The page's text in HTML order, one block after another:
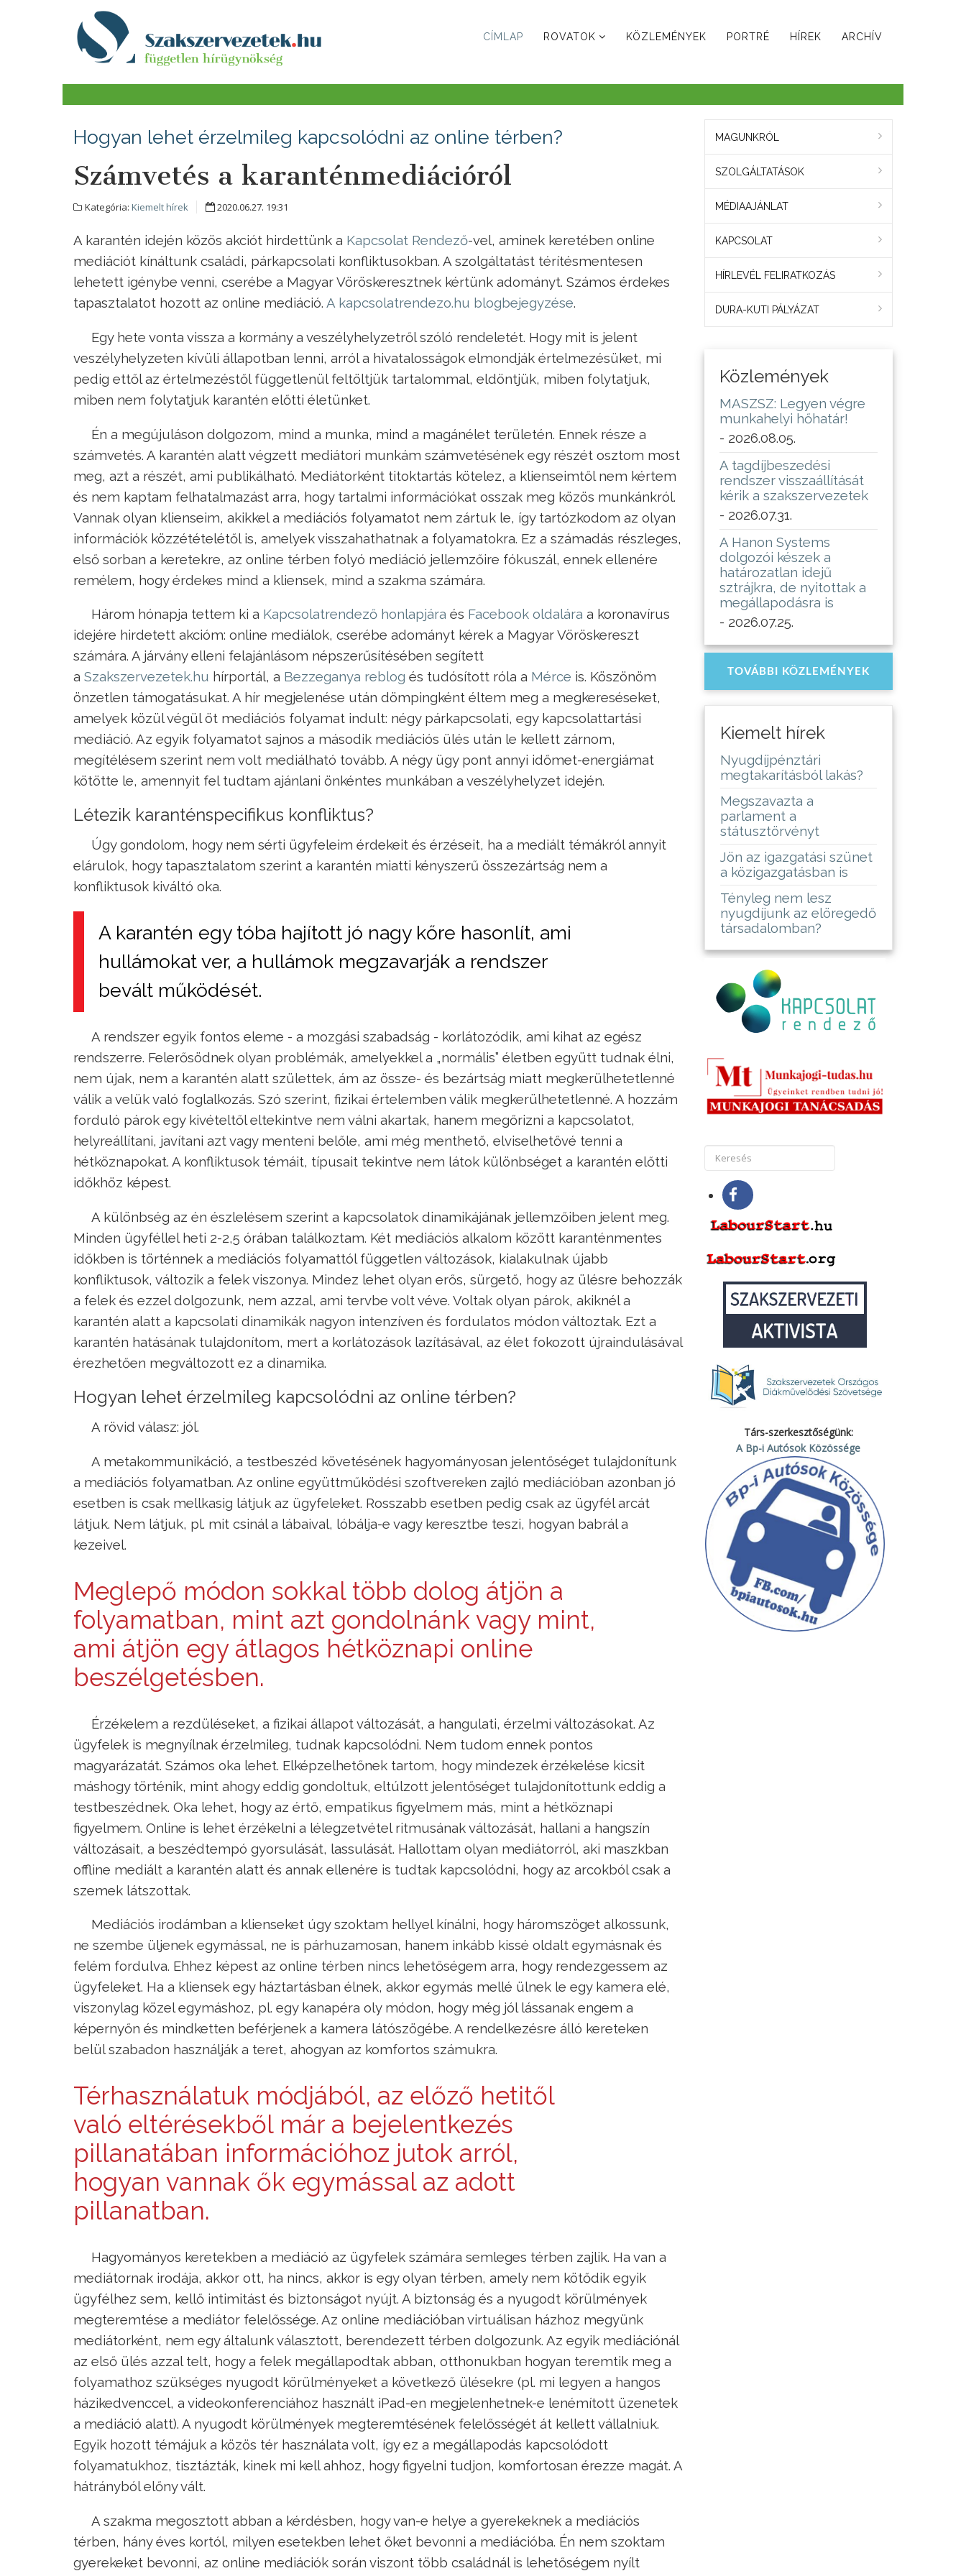
CÍMLAP ROVATOK KÖZLEMÉNYEK PORTRÉ HÍREK ARCHÍV
Hogyan lehet érzelmileg kapcsolódni az online térben?
Számvetés a karanténmediációról
Kategória: Kiemelt hírek 2020.06.27. 19:31
A karantén idején közös akciót hirdettünk a Kapcsolat Rendező-vel, aminek keretében online
mediációt kínáltunk családi, párkapcsolati konfliktusokban. A szolgáltatást térítésmentesen
lehetett igénybe venni, cserébe a Magyar Vöröskeresztnek kértünk adományt. Számos érdekes
tapasztalatot hozott az online mediáció. A kapcsolatrendezo.hu blogbejegyzése.
Egy hete vonta vissza a kormány a veszélyhelyzetről szóló rendeletét. Hogy mit is jelent
veszélyhelyzeten kívüli állapotban lenni, arról a hivatalosságok elmondják értelmezésüket, mi
pedig ettől az értelmezéstől függetlenül feltöltjük tartalommal, eldöntjük, miben folytatjuk,
miben nem folytatjuk karantén előtti életünket.
Én a megújuláson dolgozom, mind a munka, mind a magánélet területén. Ennek része a
számvetés. A karantén alatt végzett mediátori munkám számvetésének egy részét osztom most
meg, azt a részét, ami publikálható. Mediátorként titoktartás kötelez, a klienseimtől nem kértem
és nem kaptam felhatalmazást arra, hogy tartalmi információkat osszak meg közös munkánkról.
Vannak olyan klienseim, akikkel a mediációs folyamatot nem zártuk le, így tartózkodom az olyan
információk közzétételétől is, amelyek visszahathatnak a folyamatokra. Ez a számadás részleges,
első sorban a keretekre, az online térben folyó mediáció jellemzőire fókuszál, ennek ellenére
remélem, hogy érdekes mind a kliensek, mind a szakma számára.
Három hónapja tettem ki a Kapcsolatrendező honlapjára és Facebook oldalára a koronavírus
idejére hirdetett akcióm: online mediálok, cserébe adományt kérek a Magyar Vöröskereszt
számára. A járvány elleni felajánlásom népszerűsítésében segített
a Szakszervezetek.hu hírportál, a Bezzeganya reblog és tudósított róla a Mérce is. Köszönöm
önzetlen támogatásukat. A hír megjelenése után dömpingként éltem meg a megkereséseket,
amelyek közül végül öt mediációs folyamat indult: négy párkapcsolati, egy kapcsolattartási
mediáció. Az egyik folyamatot sajnos a második mediációs ülés után le kellett zárnom,
megítélésem szerint nem volt mediálható tovább. A négy ügy pont annyi időmet-energiámat
kötötte le, amennyit fel tudtam ajánlani önkéntes munkában a veszélyhelyzet idején.
Létezik karanténspecifikus konfliktus?
Úgy gondolom, hogy nem sérti ügyfeleim érdekeit és érzéseit, ha a mediált témákról annyit
elárulok, hogy tapasztalatom szerint a karantén miatti kényszerű összezártság nem a
konfliktusok kiváltó oka.
A karantén egy tóba hajított jó nagy kőre hasonlít, ami
hullámokat ver, a hullámok megzavarják a rendszer
bevált működését.
A rendszer egyik fontos eleme - a mozgási szabadság - korlátozódik, ami kihat az egész
rendszerre. Felerősödnek olyan problémák, amelyekkel a „normális” életben együtt tudnak élni,
nem újak, nem a karantén alatt születtek, ám az össze- és bezártság miatt megkerülhetetlenné
válik a velük való foglalkozás. Szó szerint, fizikai értelemben válik megkerülhetetlenné. A hozzám
forduló párok egy kivételtől eltekintve nem válni akartak, hanem megőrizni a kapcsolatot,
helyreállítani, javítani azt vagy menteni belőle, ami még menthető, elviselhetővé tenni a
hétköznapokat. A konfliktusok témáit, típusait tekintve nem látok különbséget a karantén előtti
időkhöz képest.
A különbség az én észlelésem szerint a kapcsolatok dinamikájának jellemzőiben jelent meg.
Minden ügyféllel heti 2-2,5 órában találkoztam. Két mediációs alkalom között karanténmentes
időkben is történnek a mediációs folyamattól független változások, kialakulnak újabb
konfliktusok, változik a felek viszonya. Mindez lehet olyan erős, sürgető, hogy az ülésre behozzák
a felek és ezzel dolgozunk, nem azzal, ami tervbe volt véve. Voltak olyan párok, akiknél a
karantén alatt a kapcsolati dinamikák nagyon intenzíven és fordulatos módon változtak. Ezt a
karantén hatásának tulajdonítom, mert a korlátozások lazításával, az élet fokozott újraindulásával
érezhetően megváltozott ez a dinamika.
Hogyan lehet érzelmileg kapcsolódni az online térben?
A rövid válasz: jól.
A metakommunikáció, a testbeszéd követésének hagyományosan jelentőséget tulajdonítunk
a mediációs folyamatban. Az online együttműködési szoftvereken zajló mediációban azonban jó
esetben is csak mellkasig látjuk az ügyfeleket. Rosszabb esetben pedig csak az ügyfél arcát
látjuk. Nem látjuk, pl. mit csinál a lábaival, lóbálja-e vagy keresztbe teszi, hogyan babrál a
kezeivel.
Meglepő módon sokkal több dolog átjön a
folyamatban, mint azt gondolnánk vagy mint,
ami átjön egy átlagos hétköznapi online
beszélgetésben.
Érzékelem a rezdüléseket, a fizikai állapot változását, a hangulati, érzelmi változásokat. Az
ügyfelek is megnyílnak érzelmileg, tudnak kapcsolódni. Nem tudom ennek pontos
magyarázatát. Számos oka lehet. Elképzelhetőnek tartom, hogy mindezek érzékelése kicsit
máshogy történik, mint ahogy eddig gondoltuk, eltúlzott jelentőséget tulajdonítottunk eddig a
testbeszédnek. Oka lehet, hogy az értő, empatikus figyelmem más, mint a hétköznapi
figyelmem. Online is lehet érzékelni a lélegzetvétel ritmusának változását, hallani a hangszín
változásait, a beszédtempó gyorsulását, lassulását. Hallottam olyan mediátorról, aki maszkban
offline mediált a karantén alatt és annak ellenére is tudtak kapcsolódni, hogy az arcokból csak a
szemek látszottak.
Mediációs irodámban a klienseket úgy szoktam hellyel kínálni, hogy háromszöget alkossunk,
ne szembe üljenek egymással, ne is párhuzamosan, hanem inkább kissé oldalt egymásnak és
felém fordulva. Ehhez képest az online térben nincs lehetőségem arra, hogy rendezgessem az
ügyfeleket. Ha a kliensek egy háztartásban élnek, akkor egymás mellé ülnek le egy kamera elé,
viszonylag közel egymáshoz, pl. egy kanapéra oly módon, hogy még jól lássanak engem a
képernyőn és mindketten beférjenek a kamera látószögébe. A rendelkezésre álló kereteken
belül szabadon használják a teret, ahogyan az komfortos számukra.
Térhasználatuk módjából, az előző hetitől
való eltérésekből már a bejelentkezés
pillanatában információhoz jutok arról,
hogyan vannak ők egymással az adott
pillanatban.
Hagyományos keretekben a mediáció az ügyfelek számára semleges térben zajlik. Ha van a
mediátornak irodája, akkor ott, ha nincs, akkor is egy olyan térben, amely nem kötődik egyik
ügyfélhez sem, kellő intimitást és biztonságot nyújt. A biztonság és a nyugodt körülmények
megteremtése a mediátor felelőssége. Az online mediációban virtuálisan házhoz megyünk
mediátorként, nem egy általunk választott, berendezett térben dolgozunk. Az egyik mediációnál
az első ülés azzal telt, hogy a felek megállapodtak abban, otthonukban hogyan teremtik meg a
folyamathoz szükséges nyugodt körülményeket a következő ülésekre (pl. mi legyen a hangos
házikedvenccel, a videokonferenciához használt iPad-en megjelenhetnek-e lenémított üzenetek
a mediáció alatt). A nyugodt körülmények megteremtésének felelősségét át kellett vállalniuk.
Egyik hozott témájuk a közös tér használata volt, így ez a megállapodás kapcsolódott
folyamatukhoz, tisztázták, kinek mi kell ahhoz, hogy figyelni tudjon, komfortosan érezze magát. A
hátrányból előny vált.
A szakma megosztott abban a kérdésben, hogy van-e helye a gyerekeknek a mediációs
térben, hány éves kortól, milyen esetekben lehet őket bevonni a mediációba. Én nem szoktam
gyerekeket bevonni, az online mediációk során viszont több családnál is lehetőségem nyílt
MAGUNKRÓL
SZOLGÁLTATÁSOK
MÉDIAAJÁNLAT
KAPCSOLAT
HÍRLEVÉL FELIRATKOZÁS
DURA-KUTI PÁLYÁZAT
Közlemények
MASZSZ: Legyen végre
munkahelyi hőhatár!
- 2026.08.05.
A tagdíjbeszedési
rendszer visszaállítását
kérik a szakszervezetek
- 2026.07.31.
A Hanon Systems
dolgozói készek a
határozatlan idejű
sztrájkra, de nyitottak a
megállapodásra is
- 2026.07.25.
TOVÁBBI KÖZLEMÉNYEK
Kiemelt hírek
Nyugdíjpénztári
megtakarításból lakás?
Megszavazta a
parlament a
státusztörvényt
Jön az igazgatási szünet
a közigazgatásban is
Tényleg nem lesz
nyugdíjunk az elöregedő
társadalomban?
Társ-szerkesztőségünk:
A Bp-i Autósok Közössége